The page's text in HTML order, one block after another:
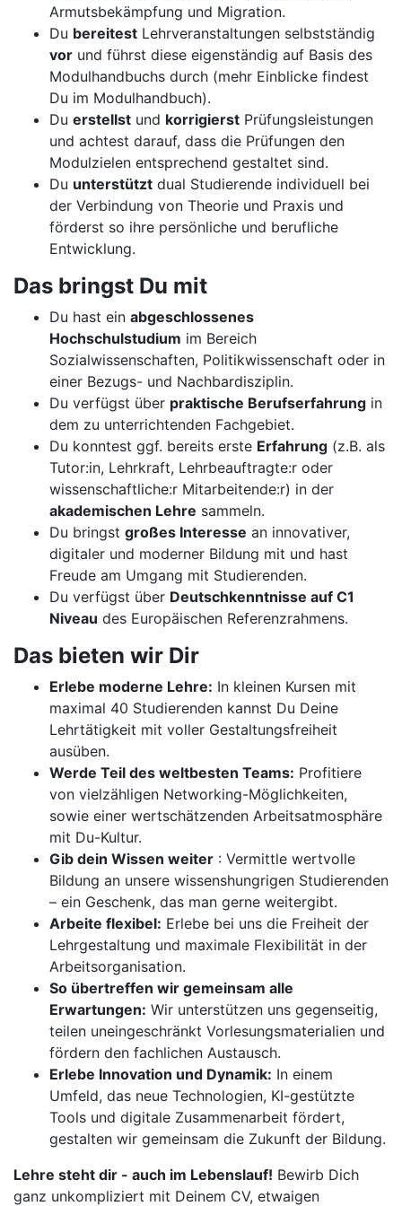
Armutsbekämpfung und Migration.
Du bereitest Lehrveranstaltungen selbstständig
vor und führst diese eigenständig auf Basis des
Modulhandbuchs durch (mehr Einblicke findest
Du im Modulhandbuch).
Du erstellst und korrigierst Prüfungsleistungen
und achtest darauf, dass die Prüfungen den
Modulzielen entsprechend gestaltet sind.
Du unterstützt dual Studierende individuell bei
der Verbindung von Theorie und Praxis und
förderst so ihre persönliche und berufliche
Entwicklung.
Das bringst Du mit
Du hast ein abgeschlossenes
Hochschulstudium im Bereich
Sozialwissenschaften, Politikwissenschaft oder in
einer Bezugs- und Nachbardisziplin.
Du verfügst über praktische Berufserfahrung in
dem zu unterrichtenden Fachgebiet.
Du konntest ggf. bereits erste Erfahrung (z.B. als
Tutor:in, Lehrkraft, Lehrbeauftragte:r oder
wissenschaftliche:r Mitarbeitende:r) in der
akademischen Lehre sammeln.
Du bringst großes Interesse an innovativer,
digitaler und moderner Bildung mit und hast
Freude am Umgang mit Studierenden.
Du verfügst über Deutschkenntnisse auf C1
Niveau des Europäischen Referenzrahmens.
Das bieten wir Dir
Erlebe moderne Lehre: In kleinen Kursen mit
maximal 40 Studierenden kannst Du Deine
Lehrtätigkeit mit voller Gestaltungsfreiheit
ausüben.
Werde Teil des weltbesten Teams: Profitiere
von vielzähligen Networking-Möglichkeiten,
sowie einer wertschätzenden Arbeitsatmosphäre
mit Du-Kultur.
Gib dein Wissen weiter : Vermittle wertvolle
Bildung an unsere wissenshungrigen Studierenden
– ein Geschenk, das man gerne weitergibt.
Arbeite flexibel: Erlebe bei uns die Freiheit der
Lehrgestaltung und maximale Flexibilität in der
Arbeitsorganisation.
So übertreffen wir gemeinsam alle
Erwartungen: Wir unterstützen uns gegenseitig,
teilen uneingeschränkt Vorlesungsmaterialien und
fördern den fachlichen Austausch.
Erlebe Innovation und Dynamik: In einem
Umfeld, das neue Technologien, KI-gestützte
Tools und digitale Zusammenarbeit fördert,
gestalten wir gemeinsam die Zukunft der Bildung.
Lehre steht dir - auch im Lebenslauf! Bewirb Dich
ganz unkompliziert mit Deinem CV, etwaigen